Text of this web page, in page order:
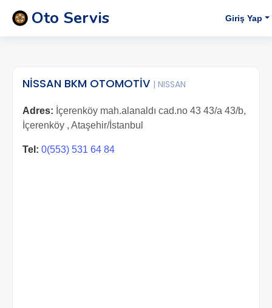
Oto Servis Giriş Yap
NİSSAN BKM OTOMOTİV | NISSAN
Adres: İçerenköy mah.alanaldı cad.no 43 43/a 43/b,
İçerenköy , Ataşehir/İstanbul
Tel: 0(553) 531 64 84